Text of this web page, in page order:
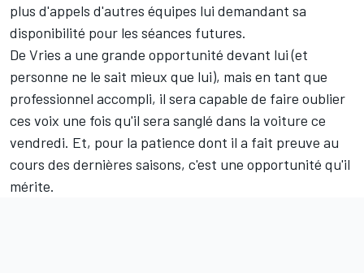
plus d'appels d'autres équipes lui demandant sa
disponibilité pour les séances futures.
De Vries a une grande opportunité devant lui (et
personne ne le sait mieux que lui), mais en tant que
professionnel accompli, il sera capable de faire oublier
ces voix une fois qu'il sera sanglé dans la voiture ce
vendredi. Et, pour la patience dont il a fait preuve au
cours des dernières saisons, c'est une opportunité qu'il
mérite.